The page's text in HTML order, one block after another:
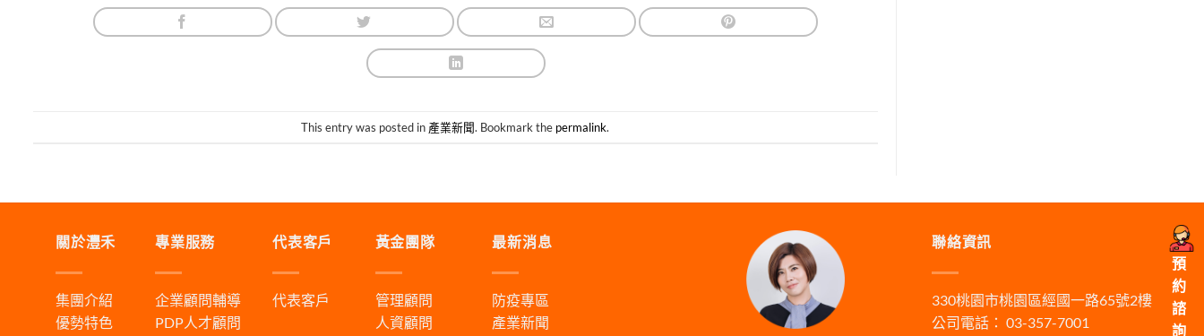
This entry was posted in 產業新聞. Bookmark the permalink.
關於灃禾
集團介紹
優勢特色
專業服務
企業顧問輔導
PDP人才顧問
代表客戶
代表客戶
黃金團隊
管理顧問
人資顧問
最新消息
防疫專區
產業新聞
聯絡資訊
330桃園市桃園區經國一路65號2樓
公司電話： 03-357-7001
預
約
諮
詢